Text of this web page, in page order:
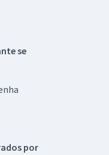
se
por